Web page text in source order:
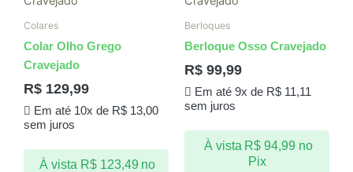
Colares
Colar Olho Grego
Cravejado
R$ 129,99
Em até 10x de R$13,00
sem juros
À vista R$123,49 no
Berloques
Berloque Osso Cravejado
R$ 99,99
Em até 9x de R$11,11
sem juros
À vista R$ 94,99 no
Pix